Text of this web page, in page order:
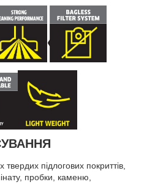
підлогових покриттів,
пробки, каменю,